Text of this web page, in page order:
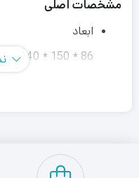
مشخصات اصلی
ابعاد
86 * 150 * 140 میلیمتر
80PLUS GOLD